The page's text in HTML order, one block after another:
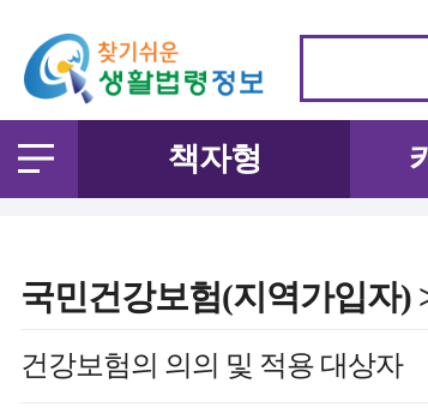
책자형
국민건강보험(지역가입자)
건강보험의 의의 및 적용 대상자